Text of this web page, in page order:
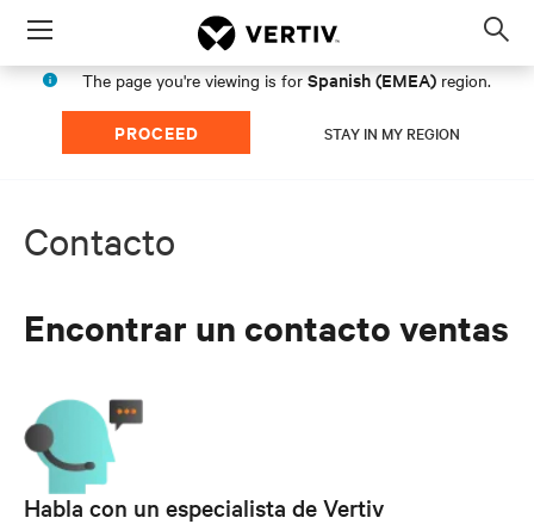
Menu
The page you're viewing is for Spanish (EMEA) region.
PROCEED STAY IN MY REGION
Contacto
Encontrar un contacto ventas
Habla con un especialista de Vertiv